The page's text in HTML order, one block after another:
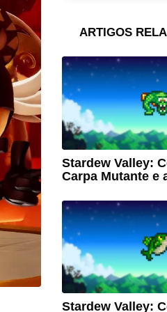
ARTIGOS
Stardew Valley:
Carpa Mutante e
Stardew Valley: